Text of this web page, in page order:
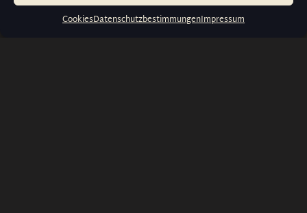
CookiesDatenschutzbestimmungenImpressum